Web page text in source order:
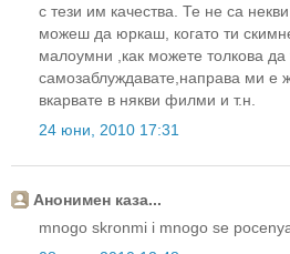
с тези им качества. Те не са
можеш да юркаш, когато ти
малоумни ,как можете толкова да
самозаблуждавате,направа ми е
вкарвате в някви филми и т.н.
24 юни, 2010 17:31
Анонимен каза...
mnogo skronmi i mnogo se